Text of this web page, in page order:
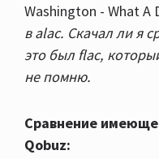
Washington - What A
в alac. Скачал ли я
это был flac,
не помню.
Сравнение
Qobuz: